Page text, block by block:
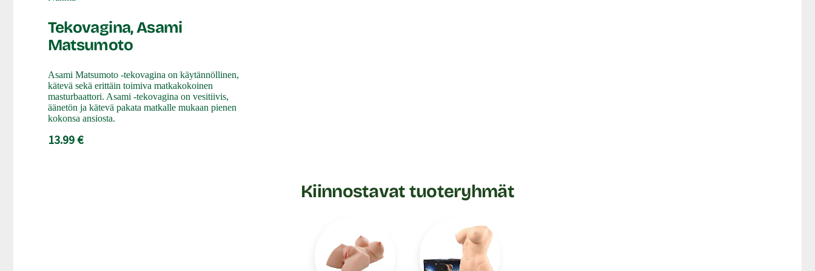
Tekovagina, Asami
Matsumoto
Asami Matsumoto -tekovagina on käytännöllinen,
kätevä sekä erittäin toimiva matkakokoinen
masturbaattori. Asami -tekovagina on vesitiivis,
äänetön ja kätevä pakata matkalle mukaan pienen
kokonsa ansiosta.
13.99 €
Kiinnostavat tuoteryhmät